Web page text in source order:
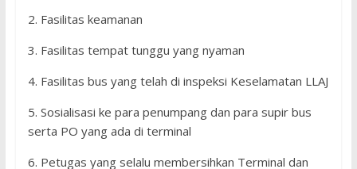
2. Fasilitas keamanan
3. Fasilitas tempat tunggu yang nyaman
4. Fasilitas bus yang telah di inspeksi Keselamatan LLAJ
5. Sosialisasi ke para penumpang dan para supir bus
serta PO yang ada di terminal
6. Petugas yang selalu membersihkan Terminal dan